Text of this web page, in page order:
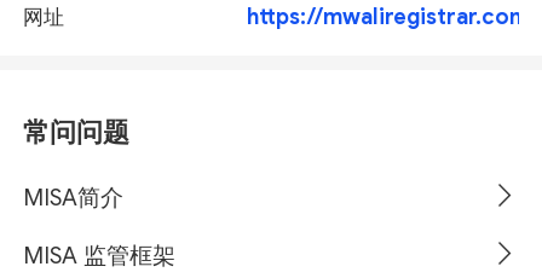
网址 https://mwaliregistrar.com/
常问问题
MISA简介
MISA 监管框架